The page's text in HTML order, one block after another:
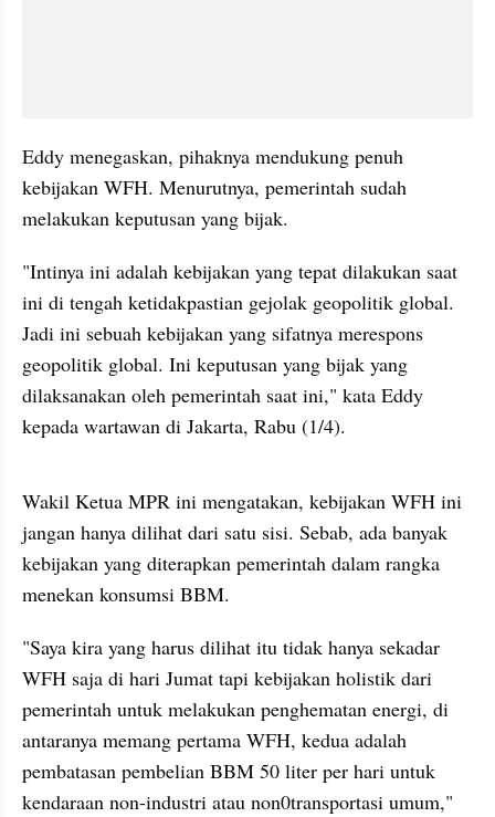
Eddy menegaskan, pihaknya mendukung penuh
kebijakan WFH. Menurutnya, pemerintah sudah
melakukan keputusan yang bijak.
"Intinya ini adalah kebijakan yang tepat dilakukan saat
ini di tengah ketidakpastian gejolak geopolitik global.
Jadi ini sebuah kebijakan yang sifatnya merespons
geopolitik global. Ini keputusan yang bijak yang
dilaksanakan oleh pemerintah saat ini," kata Eddy
kepada wartawan di Jakarta, Rabu (1/4).
Wakil Ketua MPR ini mengatakan, kebijakan WFH ini
jangan hanya dilihat dari satu sisi. Sebab, ada banyak
kebijakan yang diterapkan pemerintah dalam rangka
menekan konsumsi BBM.
"Saya kira yang harus dilihat itu tidak hanya sekadar
WFH saja di hari Jumat tapi kebijakan holistik dari
pemerintah untuk melakukan penghematan energi, di
antaranya memang pertama WFH, kedua adalah
pembatasan pembelian BBM 50 liter per hari untuk
kendaraan non-industri atau non0transportasi umum,"